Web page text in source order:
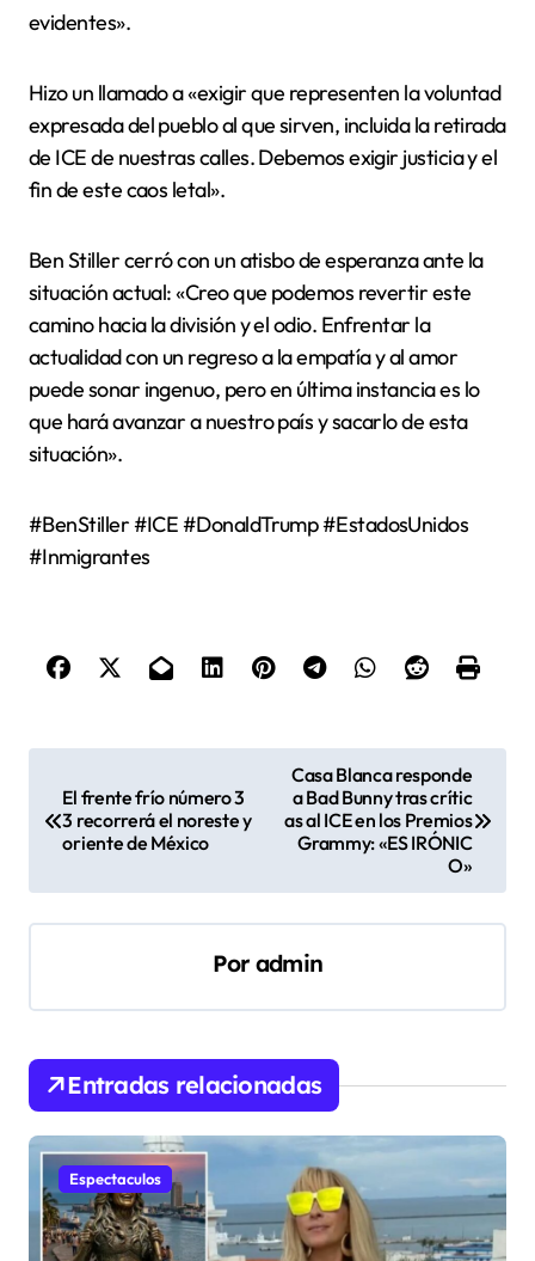
evidentes».
Hizo un llamado a «exigir que representen la voluntad
expresada del pueblo al que sirven, incluida la retirada
de ICE de nuestras calles. Debemos exigir justicia y el
fin de este caos letal».
Ben Stiller cerró con un atisbo de esperanza ante la
situación actual: «Creo que podemos revertir este
camino hacia la división y el odio. Enfrentar la
actualidad con un regreso a la empatía y al amor
puede sonar ingenuo, pero en última instancia es lo
que hará avanzar a nuestro país y sacarlo de esta
situación».
#BenStiller #ICE #DonaldTrump #EstadosUnidos
#Inmigrantes
e
g
c
n
d
e
e
El frente frío número 3
3 recorrerá el noreste y
oriente de México
Casa Blanca responde
a Bad Bunny tras crític
as al ICE en los Premios
Grammy: «ES IRÓNIC
O»
Por admin
Entradas relacionadas
Espectaculos